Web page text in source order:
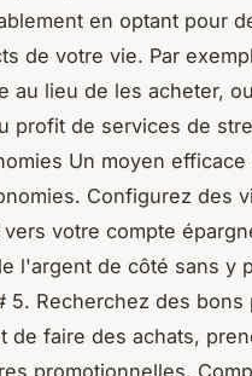
en optant pour
de votre vie. Par
au lieu de les acheter,
profit de services de
Un moyen
Configurez des
votre compte
l'argent de côté sans y
5. Recherchez des bons
de faire des achats,